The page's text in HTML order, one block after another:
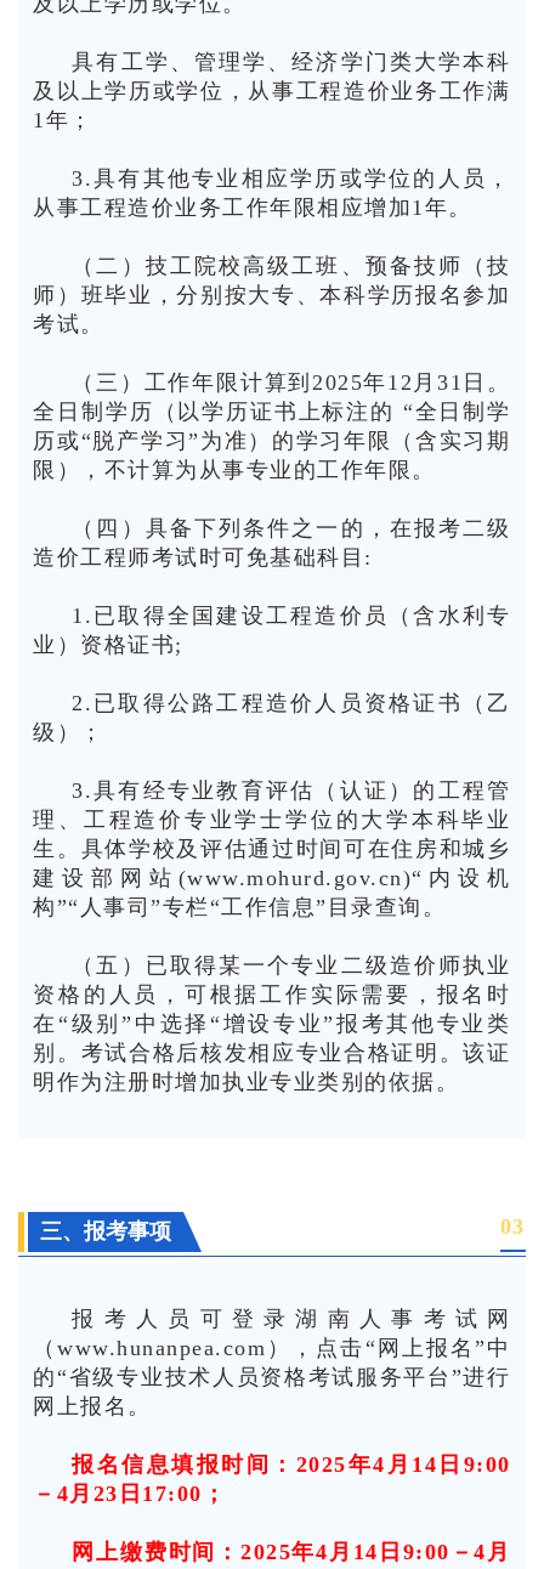
具有工学、管理学、经济学门类大学本科
及以上学历或学位，从事工程造价业务工作满
1年；
3.具有其他专业相应学历或学位的人员，
从事工程造价业务工作年限相应增加1年。
（二）技工院校高级工班、预备技师（技
师）班毕业，分别按大专、本科学历报名参加
考试。
（三）工作年限计算到2025年12月31日。
全日制学历（以学历证书上标注的 “全日制学
历或“脱产学习”为准）的学习年限（含实习期
限），不计算为从事专业的工作年限。
（四）具备下列条件之一的，在报考二级
造价工程师考试时可免基础科目:
1.已取得全国建设工程造价员（含水利专
业）资格证书;
2.已取得公路工程造价人员资格证书（乙
级）；
3.具有经专业教育评估（认证）的工程管
理、工程造价专业学士学位的大学本科毕业
生。具体学校及评估通过时间可在住房和城乡
建设部网站(www.mohurd.gov.cn)“内设机
构”“人事司”专栏“工作信息”目录查询。
（五）已取得某一个专业二级造价师执业
资格的人员，可根据工作实际需要，报名时
在“级别”中选择“增设专业”报考其他专业类
别。考试合格后核发相应专业合格证明。该证
明作为注册时增加执业专业类别的依据。
三、报考事项 03
报考人员可登录湖南人事考试网
（www.hunanpea.com），点击“网上报名”中
的“省级专业技术人员资格考试服务平台”进行
网上报名。
报名信息填报时间：2025年4月14日9:00
－4月23日17:00；
网上缴费时间：2025年4月14日9:00－4月